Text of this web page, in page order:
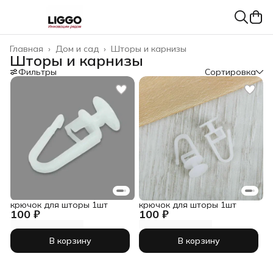
Шторы и карнизы
Дом и сад ›
Главная ›
Шторы и карнизы
Фильтры Сортировка
100 ₽
крючок для шторы 1шт
В корзину
100 ₽
крючок для шторы 1шт
В корзину